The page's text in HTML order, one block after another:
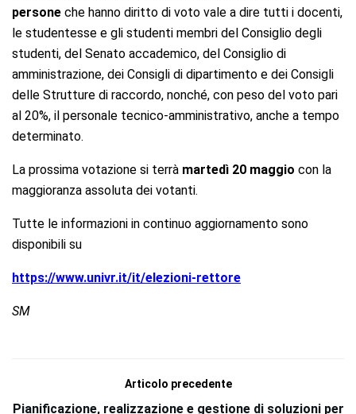
persone che hanno diritto di voto vale a dire tutti i docenti,
le studentesse e gli studenti membri del Consiglio degli
studenti, del Senato accademico, del Consiglio di
amministrazione, dei Consigli di dipartimento e dei Consigli
delle Strutture di raccordo, nonché, con peso del voto pari
al 20%, il personale tecnico-amministrativo, anche a tempo
determinato.
La prossima votazione si terrà martedì 20 maggio con la
maggioranza assoluta dei votanti.
Tutte le informazioni in continuo aggiornamento sono
disponibili su
https://www.univr.it/it/elezioni-rettore
SM
Articolo precedente
Pianificazione, realizzazione e gestione di soluzioni per